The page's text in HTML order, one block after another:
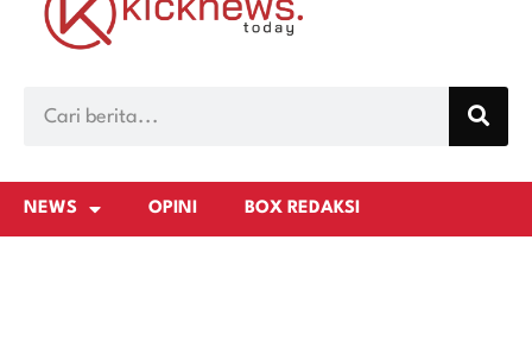
NEWS OPINI BOX REDAKSI